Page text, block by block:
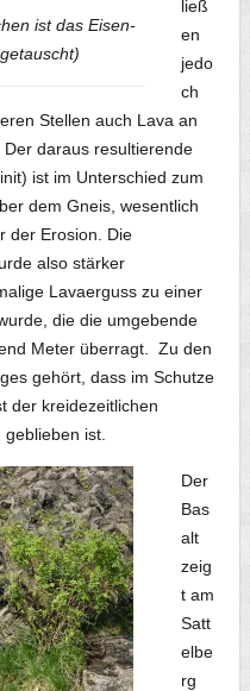
ist das Eisen-
ließ
en
jedo
ch
Stellen auch Lava an
daraus resultierende
ist im Unterschied zum
dem Gneis, wesentlich
der Erosion. Die
also stärker
Lavaerguss zu einer
die die umgebende
Meter überragt. Zu den
gehört, dass im Schutze
der kreidezeitlichen
ist.
Der
Bas
alt
zeig
t am
Satt
elbe
rg